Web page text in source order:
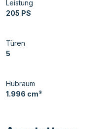
Leistung
205 PS
Türen
5
Hubraum
1.996 cm³